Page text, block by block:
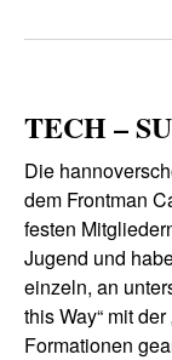
TECH –
Die
dem Frontman
festen
Jugend und
einzeln, an
this Way“ mit
Formationen